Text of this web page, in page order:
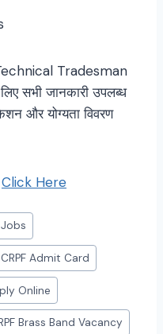
Tradesman
सभी जानकारी उपलब्ध
और योग्यता विवरण
Click Here
CRPF Admit Card
Online
Brass Band Vacancy